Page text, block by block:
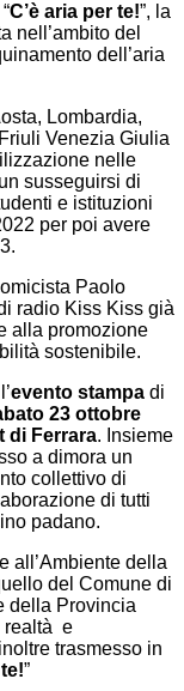
C’è aria per te!”, la
nell’ambito del
dell’aria
Lombardia,
Venezia Giulia
nelle
susseguirsi di
e istituzioni
per poi avere
Paolo
radio Kiss Kiss già
alla promozione
sostenibile.
evento stampa di
23 ottobre
di Ferrara. Insieme
a dimora un
collettivo di
di tutti
padano.
all’Ambiente della
del Comune di
della Provincia
realtà e
trasmesso in
”